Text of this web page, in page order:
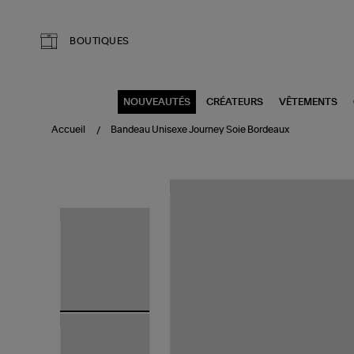
BOUTIQUES
NOUVEAUTÉS CRÉATEURS VÊTEMENTS
Accueil Bandeau Unisexe Journey Soie Bordeaux